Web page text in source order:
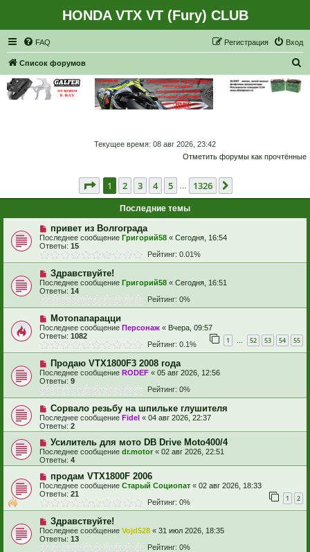
HONDA VTX VT (Fury) CLUB
FAQ Вход
Регистрация
Список форумов
Текущее время: 08 авг 2026, 23:42
Отметить форумы как прочтённые
Страница из 1326
1 2 3 4 5 1326
Последние темы
привет из Волгограда
Последнее сообщение Григорий58 « Сегодня, 16:54
Ответы: 15
Рейтинг: 0.01%
Здравствуйте!
Последнее сообщение Григорий58 « Сегодня, 16:51
Ответы: 14
Рейтинг: 0%
Мотопапарацци
Последнее сообщение Персонаж « Вчера, 09:57
Ответы: 1082 1 … 52 53 54 55
Рейтинг: 0.1%
Продаю VTX1800F3 2008 года
Последнее сообщение RODEF « 05 авг 2026, 12:56
Ответы: 9
Рейтинг: 0%
Сорвало резьбу на шпильке глушителя
Последнее сообщение Fidel « 04 авг 2026, 22:37
Ответы: 2
Усилитель для мото DB Drive Moto400/4
Последнее сообщение dr.motor « 02 авг 2026, 22:51
Ответы: 4
продам VTX1800F 2006
Последнее сообщение Старый Социопат « 02 авг 2026, 18:33
Ответы: 21 1 2
Рейтинг: 0%
Здравствуйте!
Последнее сообщение Vojd528 « 31 июл 2026, 18:35
Ответы: 13
Рейтинг: 0%